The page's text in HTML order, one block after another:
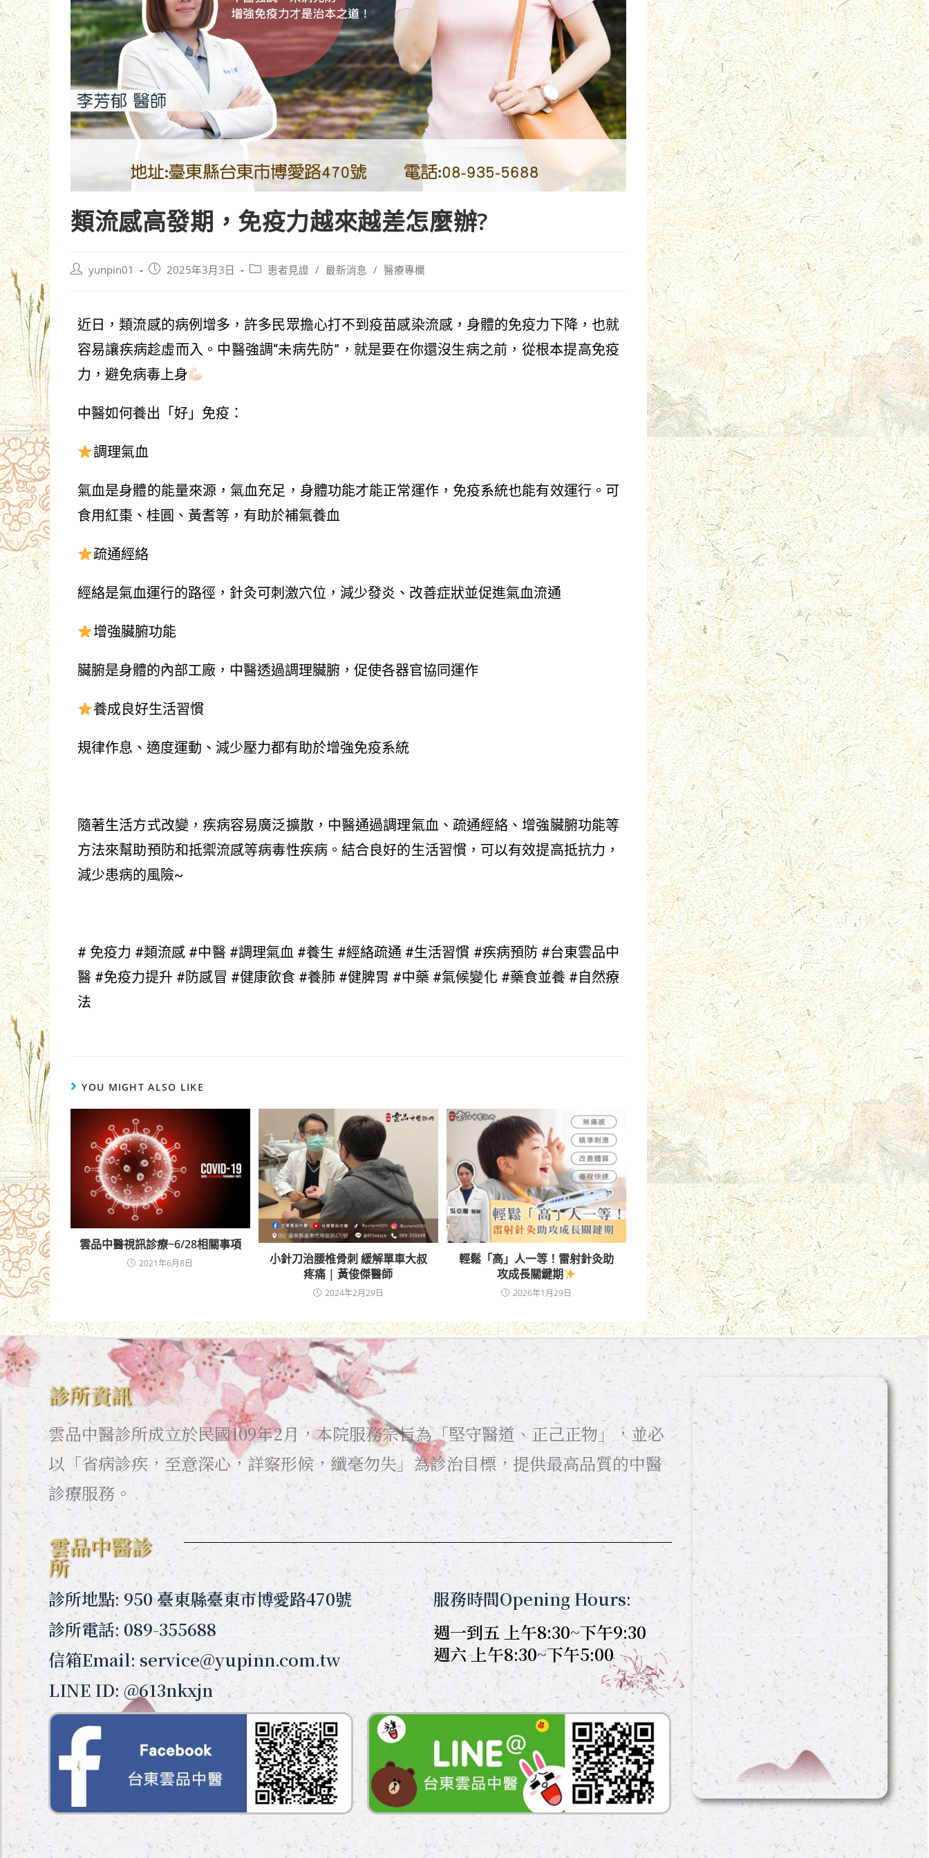
類流感高發期，免疫力越來越差怎麼辦?
yunpin01 2025年3月3日 患者見證 / 最新消息 / 醫療專欄
近日，類流感的病例增多，許多民眾擔心打不到疫苗感染流感，身體的免疫力下降，也就
容易讓疾病趁虛而入。中醫強調“未病先防”，就是要在你還沒生病之前，從根本提高免疫
力，避免病毒上身
中醫如何養出「好」免疫：
調理氣血
氣血是身體的能量來源，氣血充足，身體功能才能正常運作，免疫系統也能有效運行。可
食用紅棗、桂圓、黃耆等，有助於補氣養血
疏通經絡
經絡是氣血運行的路徑，針灸可刺激穴位，減少發炎、改善症狀並促進氣血流通
增強臟腑功能
臟腑是身體的內部工廠，中醫透過調理臟腑，促使各器官協同運作
養成良好生活習慣
規律作息、適度運動、減少壓力都有助於增強免疫系統
隨著生活方式改變，疾病容易廣泛擴散，中醫通過調理氣血、疏通經絡、增強臟腑功能等
方法來幫助預防和抵禦流感等病毒性疾病。結合良好的生活習慣，可以有效提高抵抗力，
減少患病的風險~
# 免疫力 #類流感 #中醫 #調理氣血 #養生 #經絡疏通 #生活習慣 #疾病預防 #台東雲品中
醫 #免疫力提升 #防感冒 #健康飲食 #養肺 #健脾胃 #中藥 #氣候變化 #藥食並養 #自然療
法
YOU MIGHT ALSO LIKE
雲品中醫視訊診療~6/28相關事項
2021年6月8日
小針刀治腰椎骨刺 緩解單車大叔
疼痛 | 黃俊傑醫師
2024年2月29日
輕鬆「高」人一等！雷射針灸助
攻成長關鍵期
2026年1月29日
診所資訊
雲品中醫診所成立於民國109年2月，本院服務宗旨為「堅守醫道、正己正物」，並必
以「省病診疾，至意深心，詳察形候，纖毫勿失」為診治目標，提供最高品質的中醫
診療服務。
雲品中醫診
所
診所地點: 950 臺東縣臺東市博愛路470號
診所電話: 089-355688
信箱Email: service@yupinn.com.tw
LINE ID: @613nkxjn
服務時間Opening Hours:
週一到五 上午8:30~下午9:30
週六 上午8:30~下午5:00